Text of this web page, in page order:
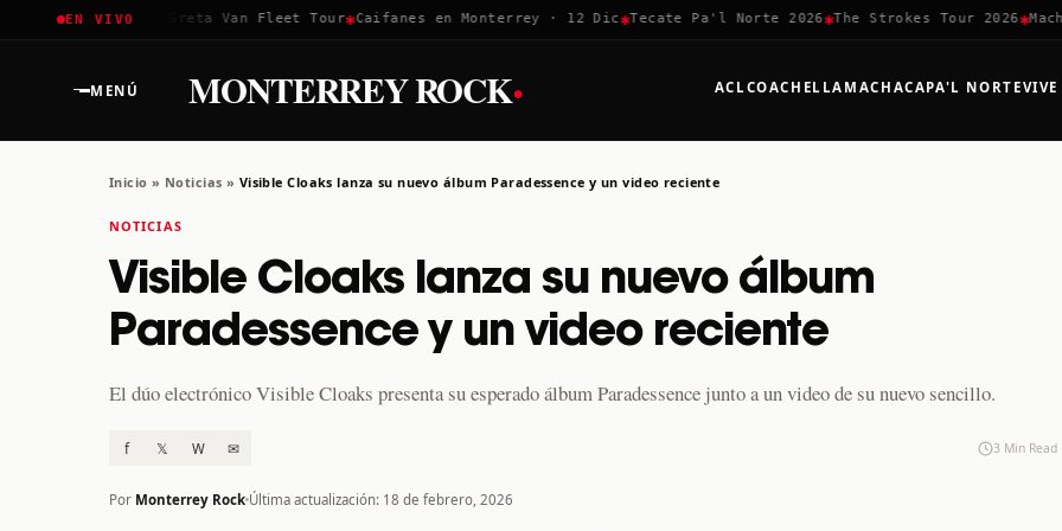
EN VIVO
Coachella 2026 Greta Van Fleet Tour✱Caifanes en Monterrey · 12 Dic ✱Tecate Pa'l Norte 2026✱The Strokes Tour 2026✱
MENÚ MONTERREY ROCK· ACLCOACHELLA MACHACAPA'L NORTE
Inicio » Noticias » Visible Cloaks lanza su nuevo álbum Paradessence y un video reciente
NOTICIAS
Visible Cloaks lanza su nuevo álbum
Paradessence y un video reciente
El dúo electrónico Visible Cloaks presenta su esperado álbum Paradessence junto a un video de su nuevo sencillo.
f 𝕏 W ✉ 3 Min Read
Por Monterrey Rock Última actualización: 18 de febrero, 2026